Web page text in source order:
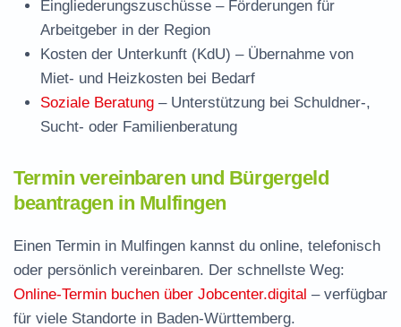
Eingliederungszuschüsse – Förderungen für
Arbeitgeber in der Region
Kosten der Unterkunft (KdU) – Übernahme von
Miet- und Heizkosten bei Bedarf
Soziale Beratung – Unterstützung bei Schuldner-,
Sucht- oder Familienberatung
Termin vereinbaren und Bürgergeld
beantragen in Mulfingen
Einen Termin in Mulfingen kannst du online, telefonisch
oder persönlich vereinbaren. Der schnellste Weg:
Online-Termin buchen über Jobcenter.digital – verfügbar
für viele Standorte in Baden-Württemberg.